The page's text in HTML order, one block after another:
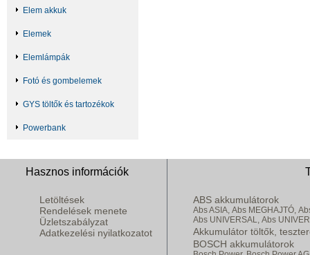
Elem akkuk
Elemek
Elemlámpák
Fotó és gombelemek
GYS töltők és tartozékok
Powerbank
Hasznos információk
Letöltések
Rendelések menete
Üzletszabályzat
Adatkezelési nyilatkozatot
ABS akkumulátorok
Abs ASIA, Abs MEGHAJTÓ,
Abs UNIVERSAL, Abs
Akkumulátor töltők,
BOSCH akkumulátorok